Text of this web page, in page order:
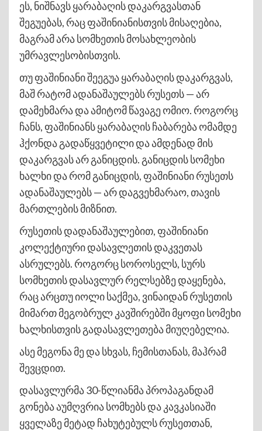
ეს, ნიშნავს ყარაბაღის დაკარგვასთან
შეგუებას, რაც ფაშინიანისთვის მისაღებია,
მაგრამ არა სომხეთის მოსახლეობის
უმრავლესობისთვის.
თუ ფაშინიანი შეეგუა ყარაბაღის დაკარგვას,
მაშ რატომ ადანაშაულებს რუსეთს — არ
დამეხმარა და ამიტომ წავაგე ომიო. როგორც
ჩანს, ფაშინიანს ყარაბაღის ჩაბარება ომამდე
ჰქონდა გადაწყვეტილი და ამდენად მის
დაკარგვას არ განიცდის. განიცდის სომეხი
ხალხი და რომ განიცდის, ფაშინიანი რუსეთს
ადანაშაულებს — არ დაგვეხმარაო, თავის
მართლების მიზნით.
რუსეთის დადანაშაულებით, ფაშინიანი
კოლექტიური დასავლეთის დაკვეთას
ასრულებს. როგორც სოროსელს, სურს
სომხეთის დასავლურ რელსებზე დაყენება,
რაც არცთუ იოლი საქმეა, ვინაიდან რუსეთის
მიმართ მეგობრულ კავშირებში მყოფი სომეხი
ხალხისთვის გადასავლეთება მიუღებელია.
ასე მეგონა მე და სხვას, ჩემისთანას, მაჰრამ
შევცდით.
დასავლურმა 30-წლიანმა პროპაგანდამ
გონება აუმღვრია სომხებს და კავკასიაში
ყველაზე მეტად ჩახუტებულს რუსეთთან,